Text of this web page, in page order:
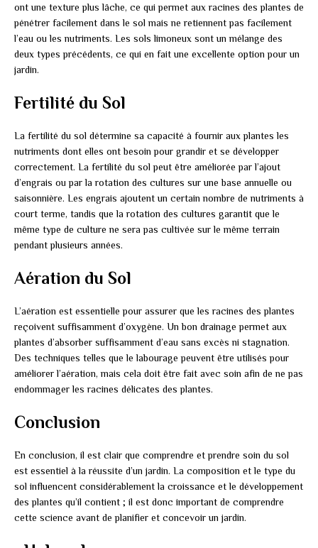
ont une texture plus lâche, ce qui permet aux racines des plantes de
pénétrer facilement dans le sol mais ne retiennent pas facilement
l’eau ou les nutriments. Les sols limoneux sont un mélange des
deux types précédents, ce qui en fait une excellente option pour un
jardin.
Fertilité du Sol
La fertilité du sol détermine sa capacité à fournir aux plantes les
nutriments dont elles ont besoin pour grandir et se développer
correctement. La fertilité du sol peut être améliorée par l’ajout
d’engrais ou par la rotation des cultures sur une base annuelle ou
saisonnière. Les engrais ajoutent un certain nombre de nutriments à
court terme, tandis que la rotation des cultures garantit que le
même type de culture ne sera pas cultivée sur le même terrain
pendant plusieurs années.
Aération du Sol
L’aération est essentielle pour assurer que les racines des plantes
reçoivent suffisamment d’oxygène. Un bon drainage permet aux
plantes d’absorber suffisamment d’eau sans excès ni stagnation.
Des techniques telles que le labourage peuvent être utilisés pour
améliorer l’aération, mais cela doit être fait avec soin afin de ne pas
endommager les racines délicates des plantes.
Conclusion
En conclusion, il est clair que comprendre et prendre soin du sol
est essentiel à la réussite d’un jardin. La composition et le type du
sol influencent considérablement la croissance et le développement
des plantes qu’il contient ; il est donc important de comprendre
cette science avant de planifier et concevoir un jardin.